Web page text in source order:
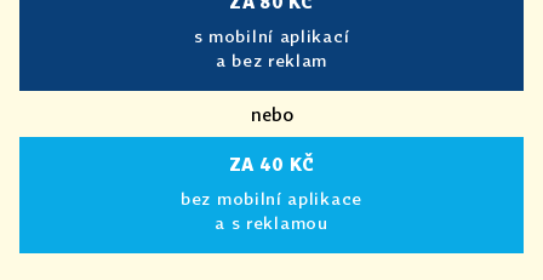
s mobilní aplikací
a bez reklam
nebo
ZA 40 KČ
bez mobilní aplikace
a s reklamou